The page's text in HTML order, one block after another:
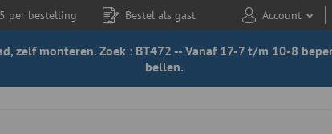
per bestelling Bestel als gast Account
zelf monteren. Zoek : BT472 -- Vanaf 17-7 t/m 10-8
bellen.